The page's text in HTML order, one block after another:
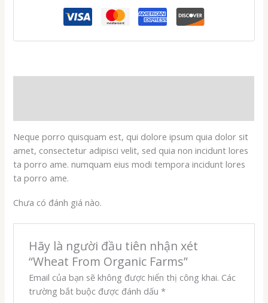
Neque porro quisquam est, qui dolore ipsum quia dolor sit
amet, consectetur adipisci velit, sed quia non incidunt lores
ta porro ame. numquam eius modi tempora incidunt lores
ta porro ame.
Chưa có đánh giá nào.
Hãy là người đầu tiên nhận xét
“Wheat From Organic Farms”
Email của bạn sẽ không được hiển thị công khai. Các
trường bắt buộc được đánh dấu *